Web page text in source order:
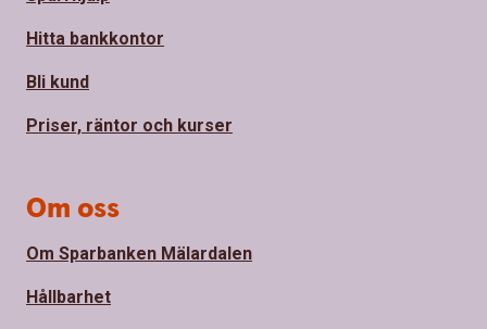
Hitta bankkontor
Bli kund
Priser, räntor och kurser
Om oss
Om Sparbanken Mälardalen
Hållbarhet